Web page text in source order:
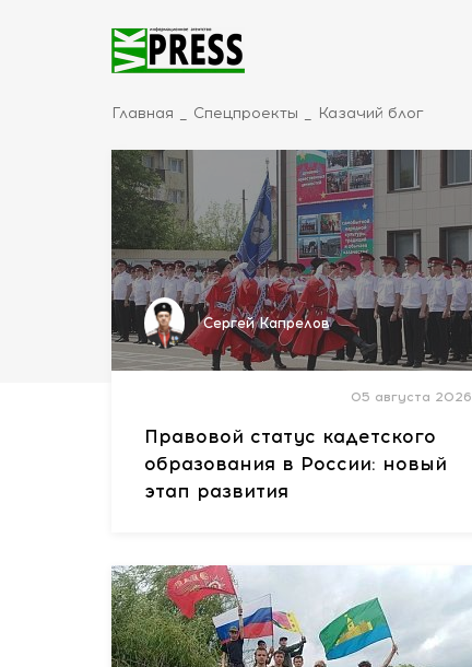
Главная Спецпроекты Казачий блог
Сергей Капрелов
05 августа 2026
Правовой статус кадетского
образования в России: новый
этап развития